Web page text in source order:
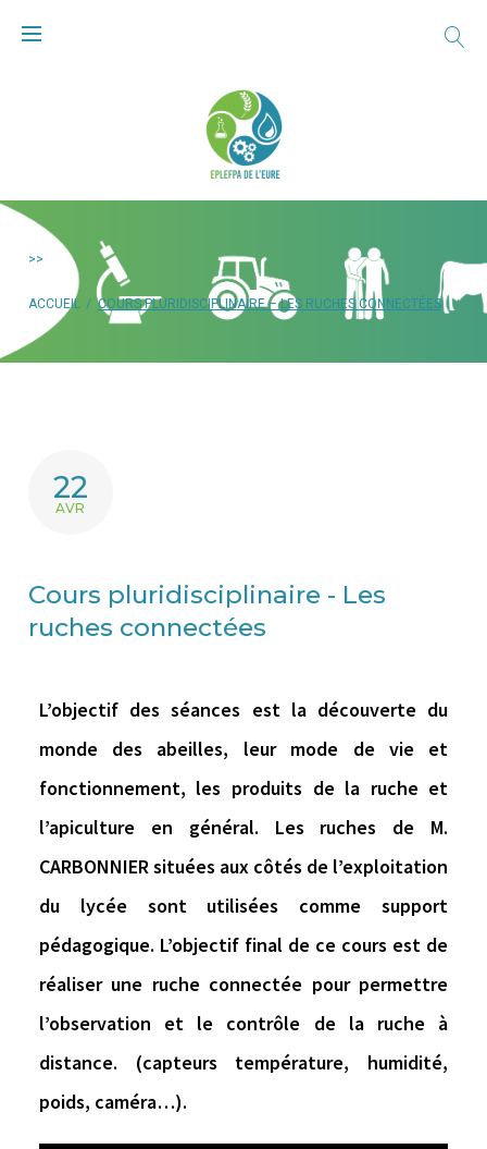
>>
ACCUEIL / COURS PLURIDISCIPLINAIRE – LES RUCHES CONNECTÉES
22
AVR
Cours pluridisciplinaire - Les
ruches connectées
L’objectif des séances est la découverte du
monde des abeilles, leur mode de vie et
fonctionnement, les produits de la ruche et
l’apiculture en général. Les ruches de M.
CARBONNIER situées aux côtés de l’exploitation
du lycée sont utilisées comme support
pédagogique. L’objectif final de ce cours est de
réaliser une ruche connectée pour permettre
l’observation et le contrôle de la ruche à
distance. (capteurs température, humidité,
poids, caméra…).